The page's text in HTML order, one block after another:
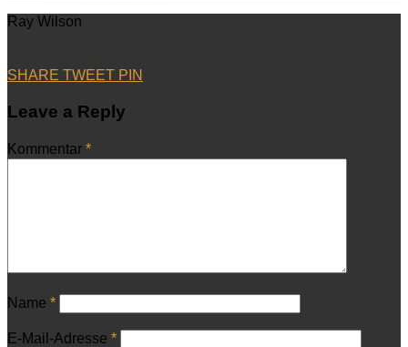
Ray Wilson
SHARE TWEET PIN
Leave a Reply
Kommentar *
Name *
E-Mail-Adresse *